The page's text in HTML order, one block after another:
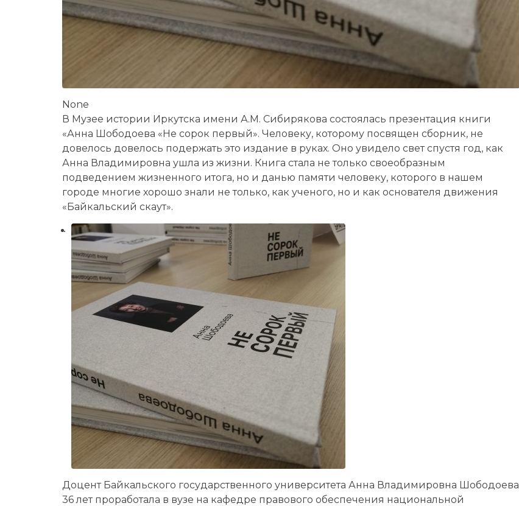
None
В Музее истории Иркутска имени А.М. Сибирякова состоялась презентация книги
«Анна Шободоева «Не сорок первый». Человеку, которому посвящен сборник, не
довелось довелось подержать это издание в руках. Оно увидело свет спустя год, как
Анна Владимировна ушла из жизни. Книга стала не только своеобразным
подведением жизненного итога, но и данью памяти человеку, которого в нашем
городе многие хорошо знали не только, как ученого, но и как основателя движения
«Байкальский скаут».
Доцент Байкальского государственного университета Анна Владимировна Шободоева
36 лет проработала в вузе на кафедре правового обеспечения национальной